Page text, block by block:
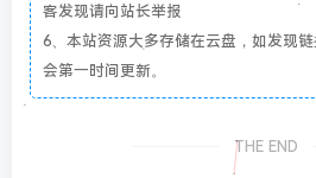
客发现请向站长举报
6、本站资源大多存储在云盘，如发现
会第一时间更新。
THE END